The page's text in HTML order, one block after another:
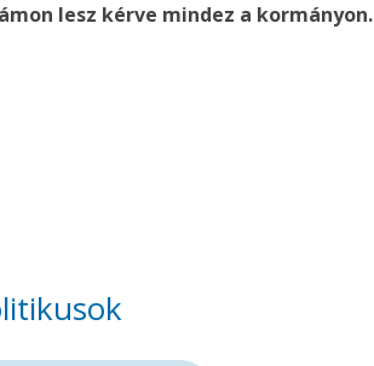
lesz kérve mindez a kormányon.